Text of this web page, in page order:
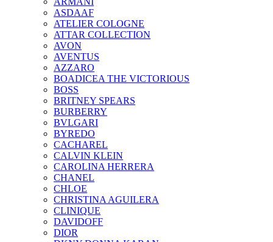
ASDAAF
ATELIER COLOGNE
ATTAR COLLECTION
AVON
AVENTUS
AZZARO
BOADICEA THE VICTORIOUS
BOSS
BRITNEY SPEARS
BURBERRY
BVLGARI
BYREDO
CACHAREL
CALVIN KLEIN
CAROLINA HERRERA
CHANEL
CHLOE
CHRISTINA AGUILERA
CLINIQUE
DAVIDOFF
DIOR